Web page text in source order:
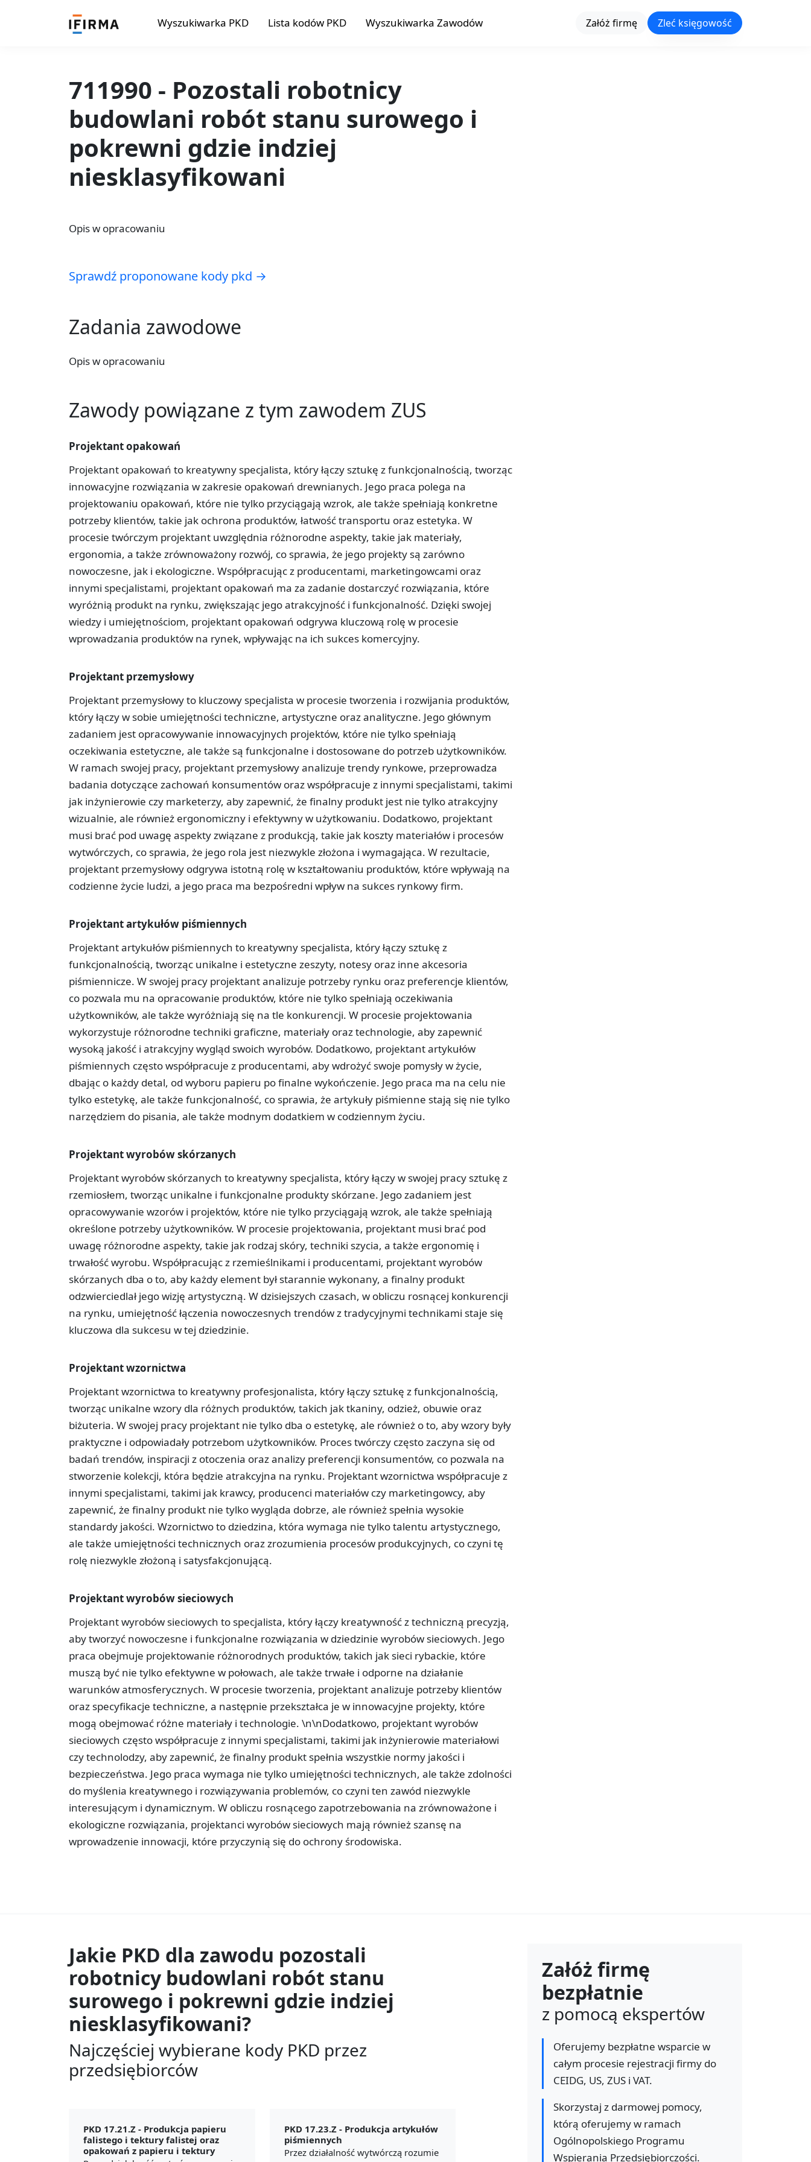
Wyszukiwarka PKD Lista kodów PKD Wyszukiwarka Zawodów Załóż firmę Zleć księgowość
711990 - Pozostali robotnicy
budowlani robót stanu surowego i
pokrewni gdzie indziej
niesklasyfikowani
Opis w opracowaniu
Sprawdź proponowane kody pkd →
Zadania zawodowe
Opis w opracowaniu
Zawody powiązane z tym zawodem ZUS
Projektant opakowań
Projektant opakowań to kreatywny specjalista, który łączy sztukę z funkcjonalnością, tworząc
innowacyjne rozwiązania w zakresie opakowań drewnianych. Jego praca polega na
projektowaniu opakowań, które nie tylko przyciągają wzrok, ale także spełniają konkretne
potrzeby klientów, takie jak ochrona produktów, łatwość transportu oraz estetyka. W
procesie twórczym projektant uwzględnia różnorodne aspekty, takie jak materiały,
ergonomia, a także zrównoważony rozwój, co sprawia, że jego projekty są zarówno
nowoczesne, jak i ekologiczne. Współpracując z producentami, marketingowcami oraz
innymi specjalistami, projektant opakowań ma za zadanie dostarczyć rozwiązania, które
wyróżnią produkt na rynku, zwiększając jego atrakcyjność i funkcjonalność. Dzięki swojej
wiedzy i umiejętnościom, projektant opakowań odgrywa kluczową rolę w procesie
wprowadzania produktów na rynek, wpływając na ich sukces komercyjny.
Projektant przemysłowy
Projektant przemysłowy to kluczowy specjalista w procesie tworzenia i rozwijania produktów,
który łączy w sobie umiejętności techniczne, artystyczne oraz analityczne. Jego głównym
zadaniem jest opracowywanie innowacyjnych projektów, które nie tylko spełniają
oczekiwania estetyczne, ale także są funkcjonalne i dostosowane do potrzeb użytkowników.
W ramach swojej pracy, projektant przemysłowy analizuje trendy rynkowe, przeprowadza
badania dotyczące zachowań konsumentów oraz współpracuje z innymi specjalistami, takimi
jak inżynierowie czy marketerzy, aby zapewnić, że finalny produkt jest nie tylko atrakcyjny
wizualnie, ale również ergonomiczny i efektywny w użytkowaniu. Dodatkowo, projektant
musi brać pod uwagę aspekty związane z produkcją, takie jak koszty materiałów i procesów
wytwórczych, co sprawia, że jego rola jest niezwykle złożona i wymagająca. W rezultacie,
projektant przemysłowy odgrywa istotną rolę w kształtowaniu produktów, które wpływają na
codzienne życie ludzi, a jego praca ma bezpośredni wpływ na sukces rynkowy firm.
Projektant artykułów piśmiennych
Projektant artykułów piśmiennych to kreatywny specjalista, który łączy sztukę z
funkcjonalnością, tworząc unikalne i estetyczne zeszyty, notesy oraz inne akcesoria
piśmiennicze. W swojej pracy projektant analizuje potrzeby rynku oraz preferencje klientów,
co pozwala mu na opracowanie produktów, które nie tylko spełniają oczekiwania
użytkowników, ale także wyróżniają się na tle konkurencji. W procesie projektowania
wykorzystuje różnorodne techniki graficzne, materiały oraz technologie, aby zapewnić
wysoką jakość i atrakcyjny wygląd swoich wyrobów. Dodatkowo, projektant artykułów
piśmiennych często współpracuje z producentami, aby wdrożyć swoje pomysły w życie,
dbając o każdy detal, od wyboru papieru po finalne wykończenie. Jego praca ma na celu nie
tylko estetykę, ale także funkcjonalność, co sprawia, że artykuły piśmienne stają się nie tylko
narzędziem do pisania, ale także modnym dodatkiem w codziennym życiu.
Projektant wyrobów skórzanych
Projektant wyrobów skórzanych to kreatywny specjalista, który łączy w swojej pracy sztukę z
rzemiosłem, tworząc unikalne i funkcjonalne produkty skórzane. Jego zadaniem jest
opracowywanie wzorów i projektów, które nie tylko przyciągają wzrok, ale także spełniają
określone potrzeby użytkowników. W procesie projektowania, projektant musi brać pod
uwagę różnorodne aspekty, takie jak rodzaj skóry, techniki szycia, a także ergonomię i
trwałość wyrobu. Współpracując z rzemieślnikami i producentami, projektant wyrobów
skórzanych dba o to, aby każdy element był starannie wykonany, a finalny produkt
odzwierciedlał jego wizję artystyczną. W dzisiejszych czasach, w obliczu rosnącej konkurencji
na rynku, umiejętność łączenia nowoczesnych trendów z tradycyjnymi technikami staje się
kluczowa dla sukcesu w tej dziedzinie.
Projektant wzornictwa
Projektant wzornictwa to kreatywny profesjonalista, który łączy sztukę z funkcjonalnością,
tworząc unikalne wzory dla różnych produktów, takich jak tkaniny, odzież, obuwie oraz
biżuteria. W swojej pracy projektant nie tylko dba o estetykę, ale również o to, aby wzory były
praktyczne i odpowiadały potrzebom użytkowników. Proces twórczy często zaczyna się od
badań trendów, inspiracji z otoczenia oraz analizy preferencji konsumentów, co pozwala na
stworzenie kolekcji, która będzie atrakcyjna na rynku. Projektant wzornictwa współpracuje z
innymi specjalistami, takimi jak krawcy, producenci materiałów czy marketingowcy, aby
zapewnić, że finalny produkt nie tylko wygląda dobrze, ale również spełnia wysokie
standardy jakości. Wzornictwo to dziedzina, która wymaga nie tylko talentu artystycznego,
ale także umiejętności technicznych oraz zrozumienia procesów produkcyjnych, co czyni tę
rolę niezwykle złożoną i satysfakcjonującą.
Projektant wyrobów sieciowych
Projektant wyrobów sieciowych to specjalista, który łączy kreatywność z techniczną precyzją,
aby tworzyć nowoczesne i funkcjonalne rozwiązania w dziedzinie wyrobów sieciowych. Jego
praca obejmuje projektowanie różnorodnych produktów, takich jak sieci rybackie, które
muszą być nie tylko efektywne w połowach, ale także trwałe i odporne na działanie
warunków atmosferycznych. W procesie tworzenia, projektant analizuje potrzeby klientów
oraz specyfikacje techniczne, a następnie przekształca je w innowacyjne projekty, które
mogą obejmować różne materiały i technologie. \n\nDodatkowo, projektant wyrobów
sieciowych często współpracuje z innymi specjalistami, takimi jak inżynierowie materiałowi
czy technolodzy, aby zapewnić, że finalny produkt spełnia wszystkie normy jakości i
bezpieczeństwa. Jego praca wymaga nie tylko umiejętności technicznych, ale także zdolności
do myślenia kreatywnego i rozwiązywania problemów, co czyni ten zawód niezwykle
interesującym i dynamicznym. W obliczu rosnącego zapotrzebowania na zrównoważone i
ekologiczne rozwiązania, projektanci wyrobów sieciowych mają również szansę na
wprowadzenie innowacji, które przyczynią się do ochrony środowiska.
Jakie PKD dla zawodu pozostali
robotnicy budowlani robót stanu
surowego i pokrewni gdzie indziej
niesklasyfikowani?
Najczęściej wybierane kody PKD przez
przedsiębiorców
PKD 17.21.Z - Produkcja papieru
falistego i tektury falistej oraz
opakowań z papieru i tektury
PKD 17.23.Z - Produkcja artykułów
piśmiennych
Przez działalność wytwórczą rozumie
Załóż firmę
bezpłatnie
z pomocą ekspertów
Oferujemy bezpłatne wsparcie w
całym procesie rejestracji firmy do
CEIDG, US, ZUS i VAT.
Skorzystaj z darmowej pomocy,
którą oferujemy w ramach
Ogólnopolskiego Programu
Wspierania Przedsiębiorczości.